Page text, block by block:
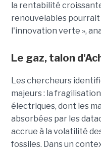
la rentabilité
renouvelables
l'innovation verte »,
Le gaz, talon
Les chercheurs
majeurs : la
électriques, dont les
absorbées par les
accrue à la volatilité
fossiles. Dans un